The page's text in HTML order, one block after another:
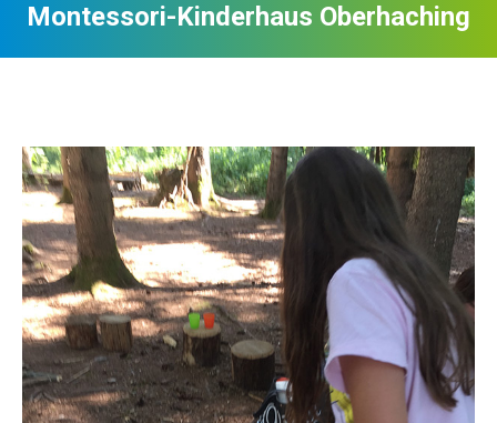
Montessori-Kinderhaus Oberhaching